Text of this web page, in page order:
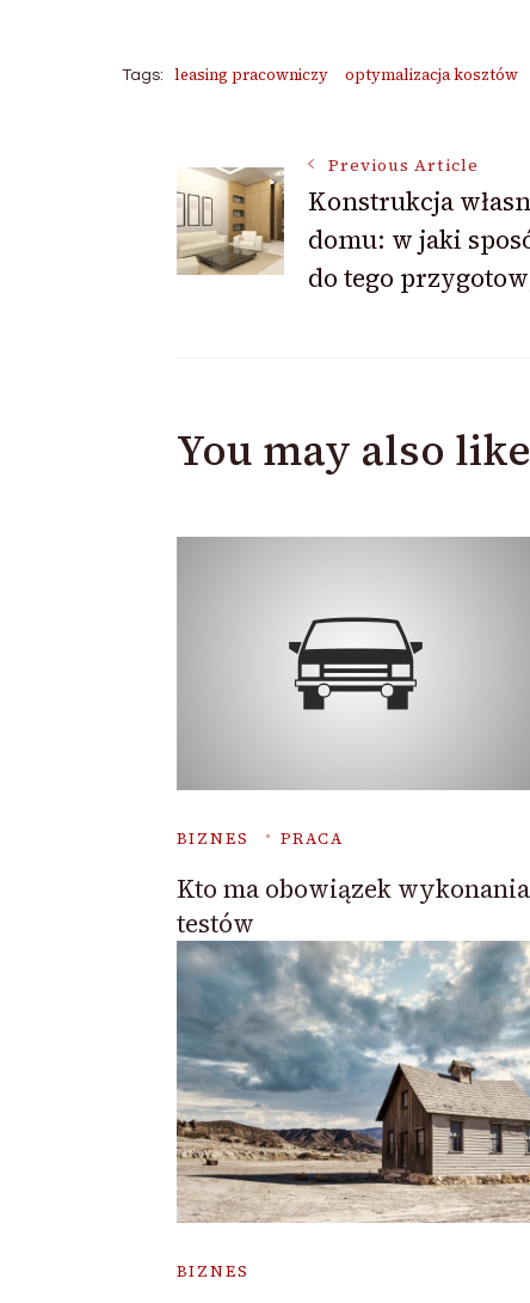
Tags: leasing pracowniczy optymalizacja kosztów
Post
Navigation
Previous Article
Konstrukcja
domu: w jaki
do tego
You may also like
BIZNES PRACA
Kto ma obowiązek wykonania
testów
BIZNES